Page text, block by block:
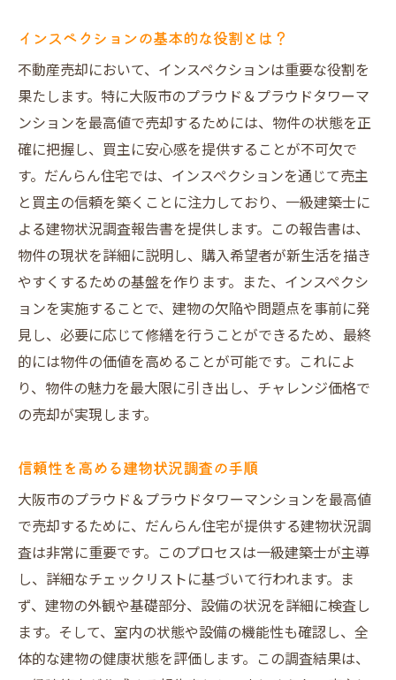
インスペクションの基本的な役割とは？
不動産売却において、インスペクションは重要な役割を
果たします。特に大阪市のプラウド＆プラウドタワーマ
ンションを最高値で売却するためには、物件の状態を正
確に把握し、買主に安心感を提供することが不可欠で
す。だんらん住宅では、インスペクションを通じて売主
と買主の信頼を築くことに注力しており、一級建築士に
よる建物状況調査報告書を提供します。この報告書は、
物件の現状を詳細に説明し、購入希望者が新生活を描き
やすくするための基盤を作ります。また、インスペクシ
ョンを実施することで、建物の欠陥や問題点を事前に発
見し、必要に応じて修繕を行うことができるため、最終
的には物件の価値を高めることが可能です。これによ
り、物件の魅力を最大限に引き出し、チャレンジ価格で
の売却が実現します。
信頼性を高める建物状況調査の手順
大阪市のプラウド＆プラウドタワーマンションを最高値
で売却するために、だんらん住宅が提供する建物状況調
査は非常に重要です。このプロセスは一級建築士が主導
し、詳細なチェックリストに基づいて行われます。ま
ず、建物の外観や基礎部分、設備の状況を詳細に検査し
ます。そして、室内の状態や設備の機能性も確認し、全
体的な建物の健康状態を評価します。この調査結果は、